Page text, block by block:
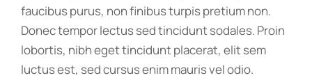
faucibus purus, non finibus turpis pretium non.
Donec tempor lectus sed tincidunt sodales. Proin
lobortis, nibh eget tincidunt placerat, elit sem
luctus est, sed cursus enim mauris vel odio.